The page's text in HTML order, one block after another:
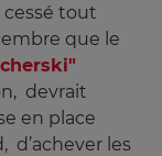
cessé tout
que le
devrait
en place
d’achever les